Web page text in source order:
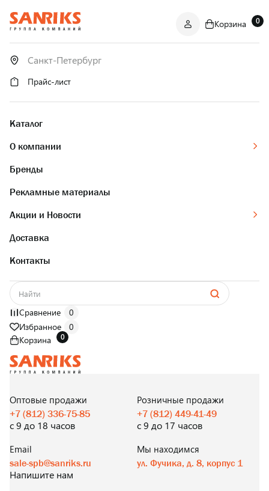
ОПТОМ
И В РОЗНИЦУ
Корзина 0
Прайс-лист
Каталог
О компании
Бренды
Рекламные материалы
Акции и Новости
Доставка
Контакты
Сравнение
0
Избранное
0
Корзина
0
И В РОЗНИЦУ
Оптовые продажи
+7 (812) 336-75-85
с 9 до 18 часов
Розничные продажи
+7 (812) 449-41-49
с 9 до 17 часов
Email
sale-spb@sanriks.ru
Напишите нам
Мы находимся
ул. Фучика, д. 8, корпус 1